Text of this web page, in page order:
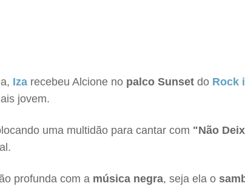
Iza recebeu Alcione no palco Sunset do Rock
jovem.
uma multidão para cantar com "Não
profunda com a música negra, seja ela o